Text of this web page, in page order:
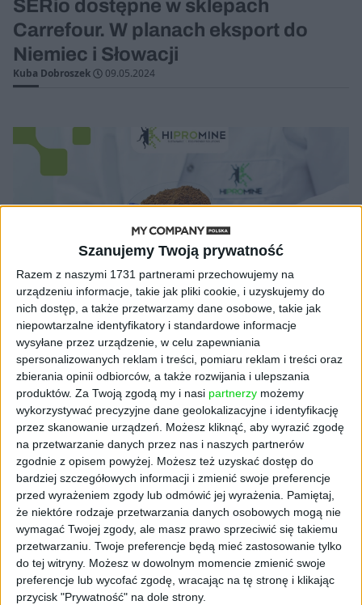
Szanujemy Twoją prywatność
Razem z naszymi 1731 partnerami przechowujemy na
urządzeniu informacje, takie jak pliki cookie, i uzyskujemy do
nich dostęp, a także przetwarzamy dane osobowe, takie jak
niepowtarzalne identyfikatory i standardowe informacje
wysyłane przez urządzenie, w celu zapewniania
spersonalizowanych reklam i treści, pomiaru reklam i treści oraz
zbierania opinii odbiorców, a także rozwijania i ulepszania
produktów. Za Twoją zgodą my i nasi partnerzy możemy
wykorzystywać precyzyjne dane geolokalizacyjne i identyfikację
przez skanowanie urządzeń. Możesz kliknąć, aby wyrazić zgodę
na przetwarzanie danych przez nas i naszych partnerów
zgodnie z opisem powyżej. Możesz też uzyskać dostęp do
bardziej szczegółowych informacji i zmienić swoje preferencje
przed wyrażeniem zgody lub odmówić jej wyrażenia. Pamiętaj,
że niektóre rodzaje przetwarzania danych osobowych mogą nie
wymagać Twojej zgody, ale masz prawo sprzeciwić się takiemu
przetwarzaniu. Twoje preferencje będą mieć zastosowanie tylko
do tej witryny. Możesz w dowolnym momencie zmienić swoje
preferencje lub wycofać zgodę, wracając na tę stronę i klikając
przycisk "Prywatność" na dole strony.
SERio dostępne w sklepach
Carrefour. W planach eksport do
Niemiec i Słowacji
Kuba Dobroszek 09.05.2024
STARTUPY
Z impactem w świat. Poznajcie nowy
trend biznesu pozytywnego wpływu
Cezary Szczepański 19.09.2023